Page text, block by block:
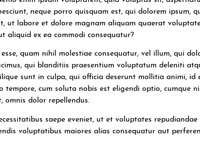
neque porro quisquam est, qui dolorem ipsum,
ut labore et dolore magnam aliquam quaerat
aliquid ex ea commodi consequatur?
quam nihil molestiae consequatur, vel illum, qui
qui blanditiis praesentium voluptatum deleniti
sunt in culpa, qui officia deserunt mollitia animi,
cum soluta nobis est eligendi optio, cumque
omnis dolor repellendus.
saepe eveniet, ut et voluptates
voluptatibus maiores alias consequatur aut